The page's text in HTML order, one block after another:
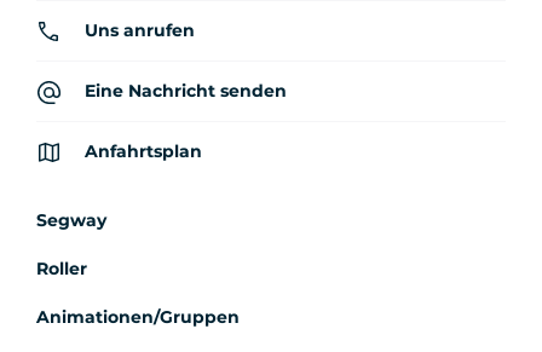
Uns anrufen
Eine Nachricht senden
Anfahrtsplan
Segway
Roller
Animationen/Gruppen